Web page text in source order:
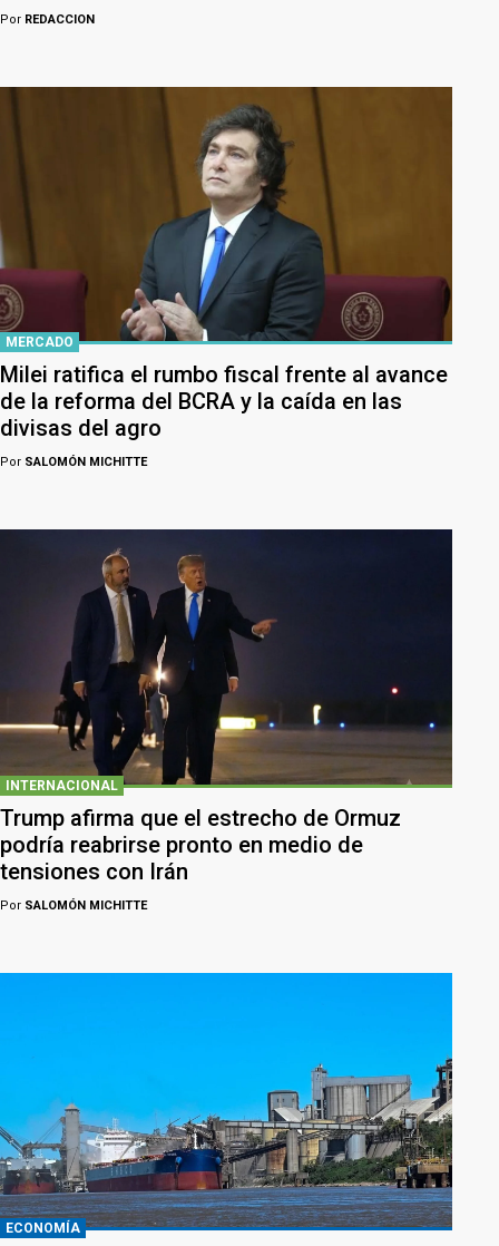
Por REDACCION
MERCADO
Milei ratifica el rumbo fiscal frente al avance
de la reforma del BCRA y la caída en las
divisas del agro
Por SALOMÓN MICHITTE
INTERNACIONAL
Trump afirma que el estrecho de Ormuz
podría reabrirse pronto en medio de
tensiones con Irán
Por SALOMÓN MICHITTE
ECONOMÍA